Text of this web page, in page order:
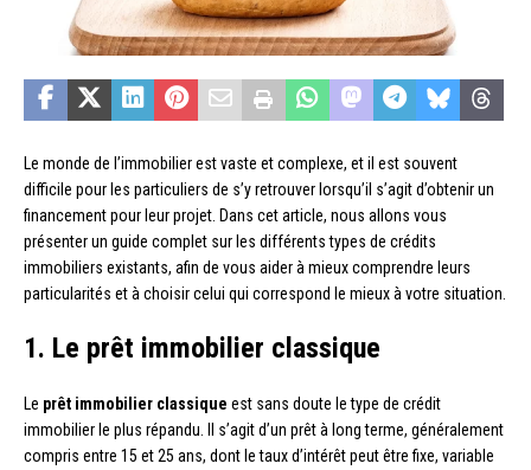
Le monde de l’immobilier est vaste et complexe, et il est souvent
difficile pour les particuliers de s’y retrouver lorsqu’il s’agit d’obtenir un
financement pour leur projet. Dans cet article, nous allons vous
présenter un guide complet sur les différents types de crédits
immobiliers existants, afin de vous aider à mieux comprendre leurs
particularités et à choisir celui qui correspond le mieux à votre situation.
1. Le prêt immobilier classique
Le prêt immobilier classique est sans doute le type de crédit
immobilier le plus répandu. Il s’agit d’un prêt à long terme, généralement
compris entre 15 et 25 ans, dont le taux d’intérêt peut être fixe, variable